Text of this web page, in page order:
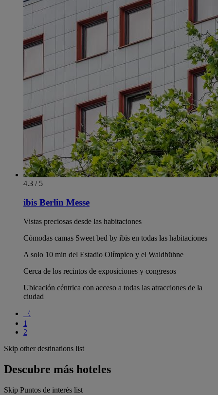
4.3 / 5
ibis Berlin Messe
Vistas preciosas desde las habitaciones
Cómodas camas Sweet bed by ibis en todas las habitaciones
A solo 10 min del Estadio Olímpico y el Waldbühne
Cerca de los recintos de exposiciones y congresos
Ubicación céntrica con acceso a todas las atracciones de la
ciudad
〈
1
2
Skip other destinations list
Descubre más hoteles
Skip Puntos de interés list